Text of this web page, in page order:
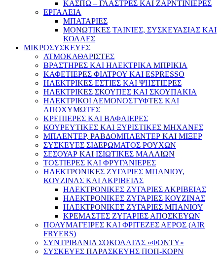
ΚΑΣΠΩ – ΓΛΑΣΤΡΕΣ ΚΑΙ ΖΑΡΝΤΙΝΙΕΡΕΣ
ΕΡΓΑΛΕΙΑ
ΜΠΑΤΑΡΙΕΣ
ΜΟΝΩΤΙΚΕΣ ΤΑΙΝΙΕΣ, ΣΥΣΚΕΥΑΣΙΑΣ ΚΑΙ
ΚΟΛΛΕΣ
ΜΙΚΡΟΣΥΣΚΕΥΕΣ
ΑΤΜΟΚΑΘΑΡΙΣΤΕΣ
ΒΡΑΣΤΗΡΕΣ ΚΑΙ ΗΛΕΚΤΡΙΚΑ ΜΠΡΙΚΙΑ
ΚΑΦΕΤΙΕΡΕΣ ΦΙΛΤΡΟΥ ΚΑΙ ESPRESSO
ΗΛΕΚΤΡΙΚΕΣ ΕΣΤΙΕΣ ΚΑΙ ΨΗΣΤΙΕΡΕΣ
ΗΛΕΚΤΡΙΚΕΣ ΣΚΟΥΠΕΣ ΚΑΙ ΣΚΟΥΠΑΚΙΑ
ΗΛΕΚΤΡΙΚΟΙ ΛΕΜΟΝΟΣΤΥΦΤΕΣ ΚΑΙ
ΑΠΟΧΥΜΩΤΕΣ
ΚΡΕΠΙΕΡΕΣ ΚΑΙ ΒΑΦΛΙΕΡΕΣ
ΚΟΥΡΕΥΤΙΚΕΣ ΚΑΙ ΞΥΡΙΣΤΙΚΕΣ ΜΗΧΑΝΕΣ
ΜΠΛΕΝΤΕΡ, ΡΑΒΔΟΜΠΛΕΝΤΕΡ ΚΑΙ ΜΙΞΕΡ
ΣΥΣΚΕΥΕΣ ΣΙΔΕΡΩΜΑΤΟΣ ΡΟΥΧΩΝ
ΣΕΣΟΥΑΡ ΚΑΙ ΙΣΙΩΤΙΚΕΣ ΜΑΛΛΙΩΝ
ΤΟΣΤΙΕΡΕΣ ΚΑΙ ΦΡΥΓΑΝΙΕΡΕΣ
ΗΛΕΚΤΡΟΝΙΚΕΣ ΖΥΓΑΡΙΕΣ ΜΠΑΝΙΟΥ,
ΚΟΥΖΙΝΑΣ ΚΑΙ ΑΚΡΙΒΕΙΑΣ
ΗΛΕΚΤΡΟΝΙΚΕΣ ΖΥΓΑΡΙΕΣ ΑΚΡΙΒΕΙΑΣ
ΗΛΕΚΤΡΟΝΙΚΕΣ ΖΥΓΑΡΙΕΣ ΚΟΥΖΙΝΑΣ
ΗΛΕΚΤΡΟΝΙΚΕΣ ΖΥΓΑΡΙΕΣ ΜΠΑΝΙΟΥ
ΚΡΕΜΑΣΤΕΣ ΖΥΓΑΡΙΕΣ ΑΠΟΣΚΕΥΩΝ
ΠΟΛΥΜΑΓΕΙΡΕΣ ΚΑΙ ΦΡΙΤΕΖΕΣ ΑΕΡΟΣ (AIR
FRYERS)
ΣΥΝΤΡΙΒΑΝΙΑ ΣΟΚΟΛΑΤΑΣ «ΦΟΝΤΥ»
ΣΥΣΚΕΥΕΣ ΠΑΡΑΣΚΕΥΗΣ ΠΟΠ-ΚΟΡΝ